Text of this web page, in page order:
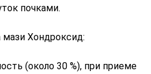
почками.
Хондроксид:
(около 30 %), при приеме